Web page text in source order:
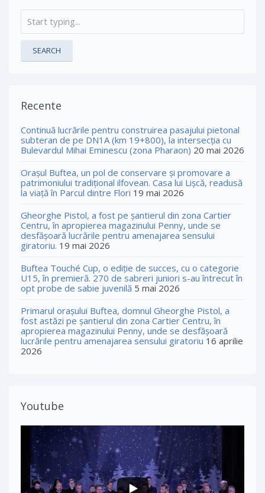
SEARCH
Recente
Continuă lucrările pentru construirea pasajului pietonal
subteran de pe DN1A (km 19+800), la intersecția cu
Bulevardul Mihai Eminescu (zona Pharaon) 20 mai 2026
Orașul Buftea, un pol de conservare și promovare a
patrimoniului tradițional ilfovean. Casa lui Lişcă, readusă
la viaţă în Parcul dintre Flori 19 mai 2026
Gheorghe Pistol, a fost pe șantierul din zona Cartier
Centru, în apropierea magazinului Penny, unde se
desfășoară lucrările pentru amenajarea sensului
giratoriu. 19 mai 2026
Buftea Touché Cup, o ediţie de succes, cu o categorie
U15, în premieră. 270 de sabreri juniori s-au întrecut în
opt probe de sabie juvenilă 5 mai 2026
Primarul orașului Buftea, domnul Gheorghe Pistol, a
fost astăzi pe șantierul din zona Cartier Centru, în
apropierea magazinului Penny, unde se desfășoară
lucrările pentru amenajarea sensului giratoriu 16 aprilie
2026
Youtube